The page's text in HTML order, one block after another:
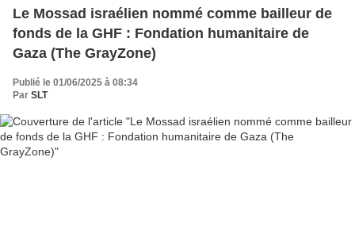
Le Mossad israélien nommé comme bailleur de
fonds de la GHF : Fondation humanitaire de
Gaza (The GrayZone)
Publié le 01/06/2025 à 08:34
Par SLT